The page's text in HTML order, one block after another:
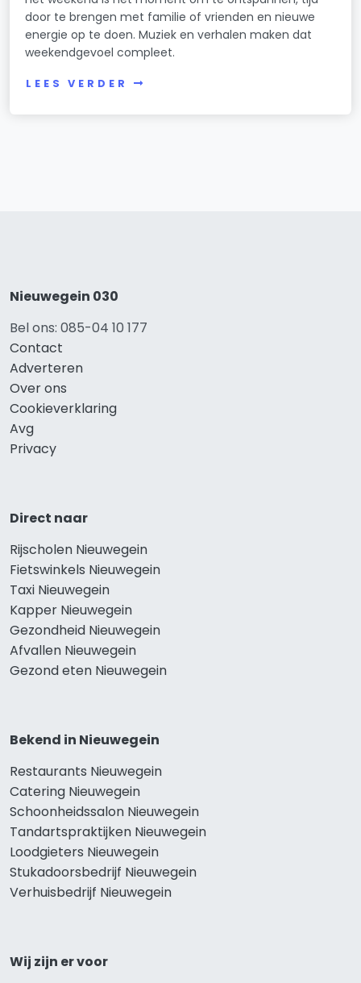
door te brengen met familie of vrienden en nieuwe
energie op te doen. Muziek en verhalen maken dat
weekendgevoel compleet.
LEES VERDER
Nieuwegein 030
Bel ons: 085-04 10 177
Contact
Adverteren
Over ons
Cookieverklaring
Avg
Privacy
Direct naar
Rijscholen Nieuwegein
Fietswinkels Nieuwegein
Taxi Nieuwegein
Kapper Nieuwegein
Gezondheid Nieuwegein
Afvallen Nieuwegein
Gezond eten Nieuwegein
Bekend in Nieuwegein
Restaurants Nieuwegein
Catering Nieuwegein
Schoonheidssalon Nieuwegein
Tandartspraktijken Nieuwegein
Loodgieters Nieuwegein
Stukadoorsbedrijf Nieuwegein
Verhuisbedrijf Nieuwegein
Wij zijn er voor